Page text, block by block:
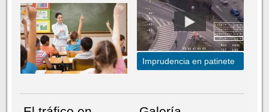
Imprudencia en patinete